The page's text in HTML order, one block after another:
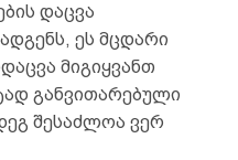
დაცვა
ეს მცდარი
მიგიყვანთ
განვითარებული
შესაძლოა ვერ